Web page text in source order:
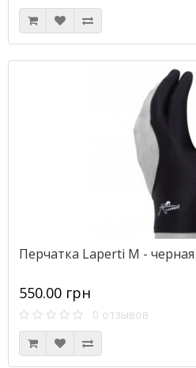
Перчатка Laperti М - черная
550.00 грн
0 отзывов